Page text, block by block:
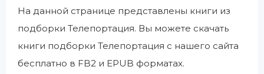
На данной странице представлены книги из
подборки Телепортация. Вы можете скачать
книги подборки Телепортация с нашего сайта
бесплатно в FB2 и EPUB форматах.